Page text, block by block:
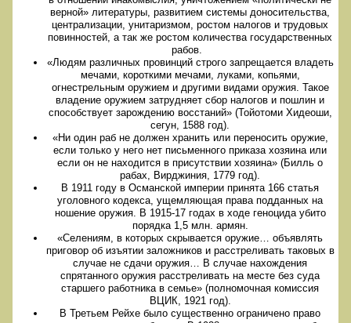
верной» литературы, развитием системы доносительства,
централизации, унитаризмом, ростом налогов и трудовых
повинностей, а так же ростом количества государственных
рабов.
«Людям различных провинций строго запрещается владеть
мечами, короткими мечами, луками, копьями,
огнестрельным оружием и другими видами оружия. Такое
владение оружием затрудняет сбор налогов и пошлин и
способствует зарождению восстаний» (Тойотоми Хидеоши,
сегун, 1588 год).
«Ни один раб не должен хранить или переносить оружие,
если только у него нет письменного приказа хозяина или
если он не находится в присутствии хозяина» (Билль о
рабах, Вирджиния, 1779 год).
В 1911 году в Османской империи принята 166 статья
уголовного кодекса, ущемляющая права подданных на
ношение оружия. В 1915-17 годах в ходе геноцида убито
порядка 1,5 млн. армян.
«Селениям, в которых скрывается оружие… объявлять
приговор об изъятии заложников и расстреливать таковых в
случае не сдачи оружия… В случае нахождения
спрятанного оружия расстреливать на месте без суда
старшего работника в семье» (полномочная комиссия
ВЦИК, 1921 год).
В Третьем Рейхе было существенно ограничено право